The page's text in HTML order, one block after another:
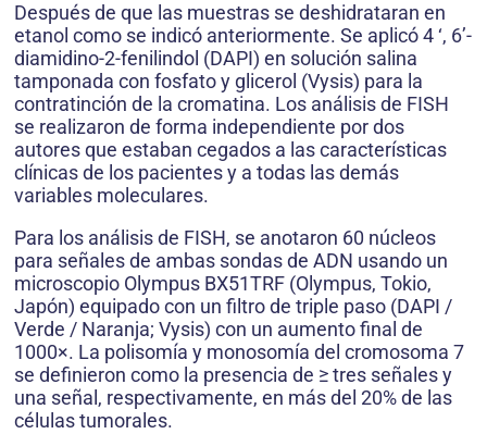
Después de que las muestras se deshidrataran en
etanol como se indicó anteriormente. Se aplicó 4 ‘, 6’-
diamidino-2-fenilindol (DAPI) en solución salina
tamponada con fosfato y glicerol (Vysis) para la
contratinción de la cromatina. Los análisis de FISH
se realizaron de forma independiente por dos
autores que estaban cegados a las características
clínicas de los pacientes y a todas las demás
variables moleculares.
Para los análisis de FISH, se anotaron 60 núcleos
para señales de ambas sondas de ADN usando un
microscopio Olympus BX51TRF (Olympus, Tokio,
Japón) equipado con un filtro de triple paso (DAPI /
Verde / Naranja; Vysis) con un aumento final de
1000×. La polisomía y monosomía del cromosoma 7
se definieron como la presencia de ≥ tres señales y
una señal, respectivamente, en más del 20% de las
células tumorales.